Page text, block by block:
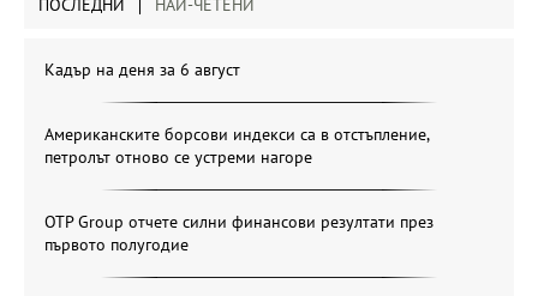
Кадър на деня за 6 август
Американските борсови индекси са в отстъпление,
петролът отново се устреми нагоре
OTP Group отчете силни финансови резултати през
първото полугодие